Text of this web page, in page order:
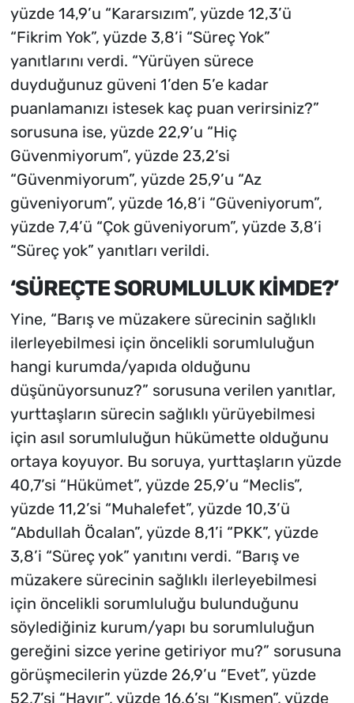
yüzde 14,9’u “Kararsızım”, yüzde 12,3’ü
“Fikrim Yok”, yüzde 3,8’i “Süreç Yok”
yanıtlarını verdi. “Yürüyen sürece
duyduğunuz güveni 1’den 5’e kadar
puanlamanızı istesek kaç puan verirsiniz?”
sorusuna ise, yüzde 22,9’u “Hiç
Güvenmiyorum”, yüzde 23,2’si
“Güvenmiyorum”, yüzde 25,9’u “Az
güveniyorum”, yüzde 16,8’i “Güveniyorum”,
yüzde 7,4’ü “Çok güveniyorum”, yüzde 3,8’i
“Süreç yok” yanıtları verildi.
‘SÜREÇTE SORUMLULUK KİMDE?’
Yine, “Barış ve müzakere sürecinin sağlıklı
ilerleyebilmesi için öncelikli sorumluluğun
hangi kurumda/yapıda olduğunu
düşünüyorsunuz?” sorusuna verilen yanıtlar,
yurttaşların sürecin sağlıklı yürüyebilmesi
için asıl sorumluluğun hükümette olduğunu
ortaya koyuyor. Bu soruya, yurttaşların yüzde
40,7’si “Hükümet”, yüzde 25,9’u “Meclis”,
yüzde 11,2’si “Muhalefet”, yüzde 10,3’ü
“Abdullah Öcalan”, yüzde 8,1’i “PKK”, yüzde
3,8’i “Süreç yok” yanıtını verdi. “Barış ve
müzakere sürecinin sağlıklı ilerleyebilmesi
için öncelikli sorumluluğu bulunduğunu
söylediğiniz kurum/yapı bu sorumluluğun
gereğini sizce yerine getiriyor mu?” sorusuna
görüşmecilerin yüzde 26,9’u “Evet”, yüzde
52,7’si “Hayır”, yüzde 16,6’sı “Kısmen”, yüzde